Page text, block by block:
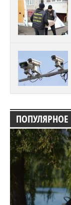
ПОПУЛЯРНОЕ